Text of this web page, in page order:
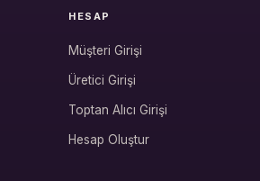
HESAP
Müşteri Girişi
Üretici Girişi
Toptan Alıcı Girişi
Hesap Oluştur